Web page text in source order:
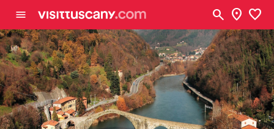
menu search location_on favorite